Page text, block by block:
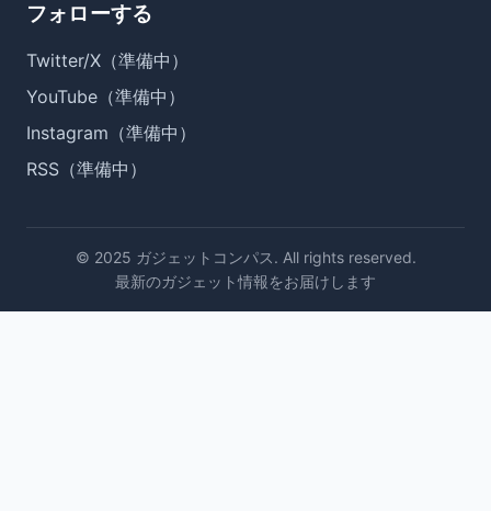
フォローする
Twitter/X（準備中）
YouTube（準備中）
Instagram（準備中）
RSS（準備中）
© 2025 ガジェットコンパス. All rights reserved.
最新のガジェット情報をお届けします